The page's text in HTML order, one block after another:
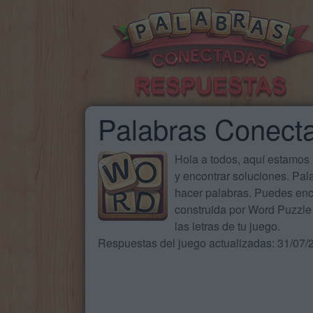
Palabras
Hola a todos, aquí
y encontrar soluciones.
hacer palabras. Puedes
construida por Word
las letras de tu juego.
Respuestas del juego actualizadas: 31/07/